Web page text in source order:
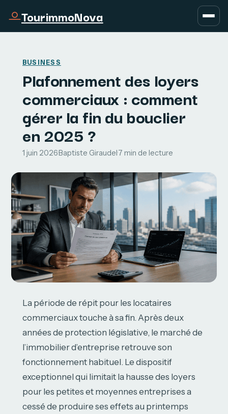
TourimmoNova
BUSINESS
Plafonnement des loyers
commerciaux : comment
gérer la fin du bouclier
en 2025 ?
1 juin 2026·Baptiste Giraudel·7 min de lecture
La période de répit pour les locataires
commerciaux touche à sa fin. Après deux
années de protection législative, le marché de
l’immobilier d’entreprise retrouve son
fonctionnement habituel. Le dispositif
exceptionnel qui limitait la hausse des loyers
pour les petites et moyennes entreprises a
cessé de produire ses effets au printemps